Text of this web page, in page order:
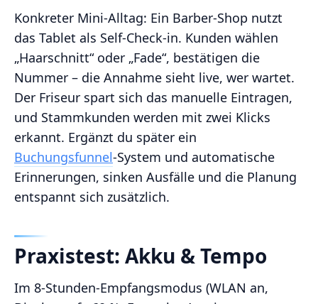
Konkreter Mini‑Alltag: Ein Barber‑Shop nutzt
das Tablet als Self‑Check‑in. Kunden wählen
„Haarschnitt“ oder „Fade“, bestätigen die
Nummer – die Annahme sieht live, wer wartet.
Der Friseur spart sich das manuelle Eintragen,
und Stammkunden werden mit zwei Klicks
erkannt. Ergänzt du später ein
Buchungsfunnel‑System und automatische
Erinnerungen, sinken Ausfälle und die Planung
entspannt sich zusätzlich.
Praxistest: Akku & Tempo
Im 8‑Stunden‑Empfangsmodus (WLAN an,